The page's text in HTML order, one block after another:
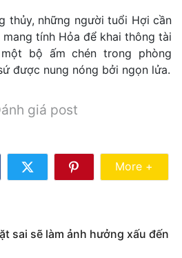
thủy, những người tuổi Hợi cần
tính Hỏa để khai thông tài
bộ ấm chén trong phòng
được nung nóng bởi ngọn lửa.
giá post
Share
Share
More +
sai sẽ làm ảnh hưởng xấu đến